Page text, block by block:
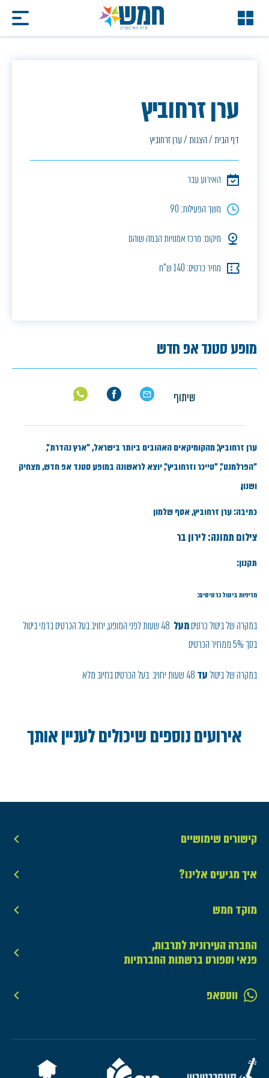
ערן זרחוביץ
דף הבית/הצגות/ערן זרחוביץ
האירוע עבר
משך הפעילות: 90
מיקום: מרכז אמנויות הבמה שוהם
מחיר כרטיס: 140 ש"ח
מופע סטנד אפ חדש
שיתוף
ערן זרחוביץ', מהקומיקאים האהובים ביותר בישראל, "ארץ נהדרת",
"הפרלמנט", "טייכר וזרחוביץ", יוצא לראשונה במופע סטנד אפ חדש, מצחיק
ושנון.
כתיבה: ערן זרחוביץ, אסף שלמון
צילום תמונה: לירון בר
תקנון:
מדיניות ביטול כרטיסים:
במקרה של ביטול כרטיסמעל
48 שעות לפני המופע, יחויב בעל הכרטיס בדמי ביטול
בסך 5% ממחיר הכרטיס
במקרה של ביטולעד
אירועים נוספים שיכולים לעניין אותך
קישורים שימושיים
איך מגיעים אלינו?
מוקד חמש
החברה העירונית לתרבות,
פנאי וספורט ברשתות החברתיות
ווטסאפ